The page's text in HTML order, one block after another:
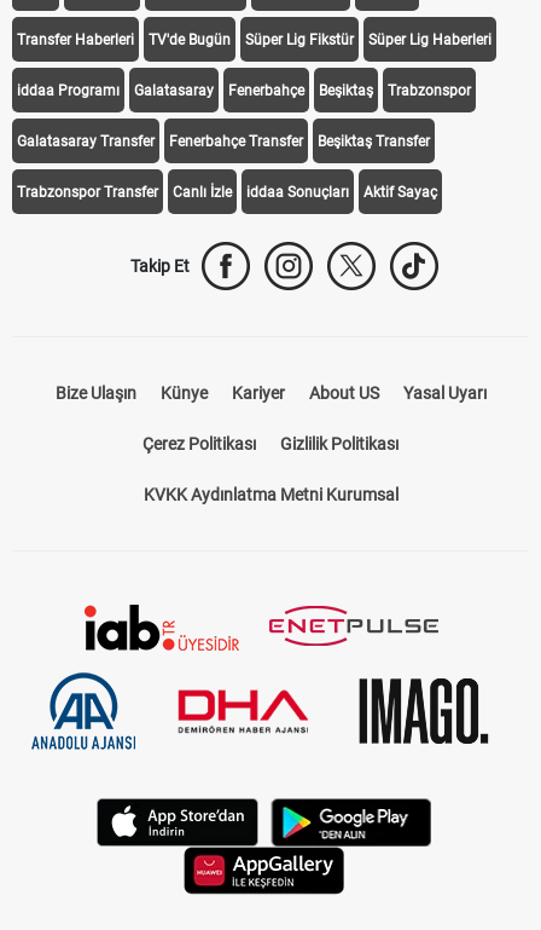
Transfer Haberleri TV'de Bugün Süper Lig Fikstür Süper Lig Haberleri
iddaa Programı Galatasaray Fenerbahçe Beşiktaş Trabzonspor
Galatasaray Transfer Fenerbahçe Transfer Beşiktaş Transfer
Trabzonspor Transfer Canlı İzle iddaa Sonuçları Aktif Sayaç
Takip Et
Bize Ulaşın Künye Kariyer About US Yasal Uyarı
Çerez Politikası Gizlilik Politikası
KVKK Aydınlatma Metni Kurumsal